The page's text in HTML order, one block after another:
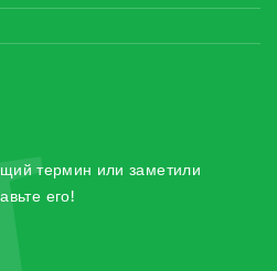
термин или заметили
его!